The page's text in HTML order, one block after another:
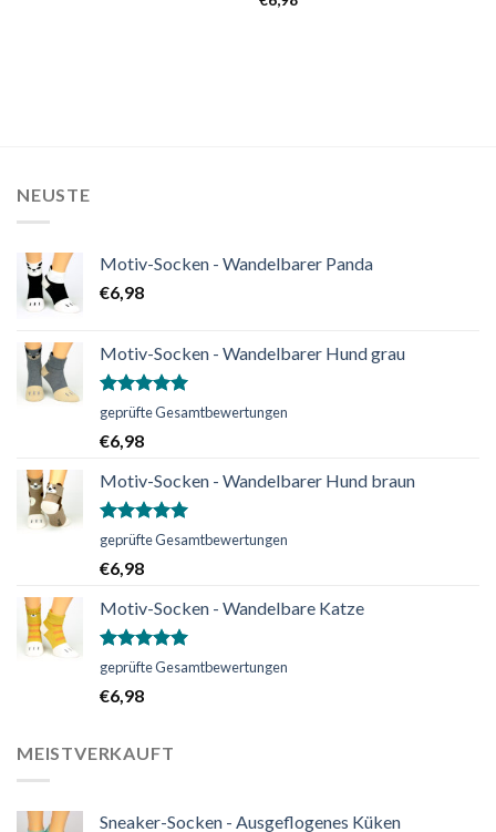
NEUSTE
Motiv-Socken - Wandelbarer Panda
€6,98
Motiv-Socken - Wandelbarer Hund grau
Bewertet
von 5
geprüfte Gesamtbewertungen
€6,98
Motiv-Socken - Wandelbarer Hund braun
Bewertet
von 5
geprüfte Gesamtbewertungen
€6,98
Motiv-Socken - Wandelbare Katze
Bewertet
von 5
geprüfte Gesamtbewertungen
€6,98
MEISTVERKAUFT
Sneaker-Socken - Ausgeflogenes Küken